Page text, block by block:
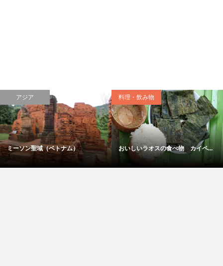
アジア
ミーソン聖域（ベトナム）
料理・飲み物
おいしいラオスの食べ物 カイペ...